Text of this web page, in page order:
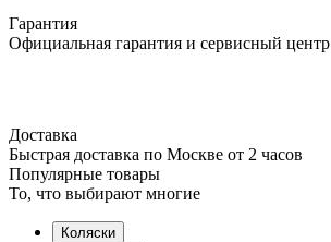
Гарантия
Официальная гарантия и сервисный центр
Доставка
Быстрая доставка по Москве от 2 часов
Популярные товары
То, что выбирают многие
Коляски